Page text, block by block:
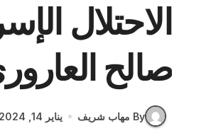
الاحتلال
صالح
By مهاب شريف يناير 14, 2024